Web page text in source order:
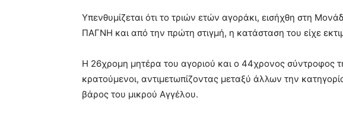
Υπενθυμίζεται ότι το τριών ετών αγοράκι, εισήχθη στη
ΠΑΓΝΗ και από την πρώτη στιγμή, η κατάσταση του είχε
Η 26χρομη μητέρα του αγοριού και ο 44χρονος σύντροφος
κρατούμενοι, αντιμετωπίζοντας μεταξύ άλλων την
βάρος του μικρού Αγγέλου.